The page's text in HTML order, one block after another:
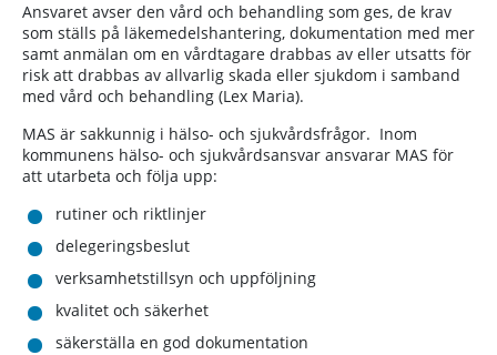
Ansvaret avser den vård och behandling som ges, de krav
som ställs på läkemedelshantering, dokumentation med mer
samt anmälan om en vårdtagare drabbas av eller utsatts för
risk att drabbas av allvarlig skada eller sjukdom i samband
med vård och behandling (Lex Maria).
MAS är sakkunnig i hälso- och sjukvårdsfrågor. Inom
kommunens hälso- och sjukvårdsansvar ansvarar MAS för
att utarbeta och följa upp:
rutiner och riktlinjer
delegeringsbeslut
verksamhetstillsyn och uppföljning
kvalitet och säkerhet
säkerställa en god dokumentation